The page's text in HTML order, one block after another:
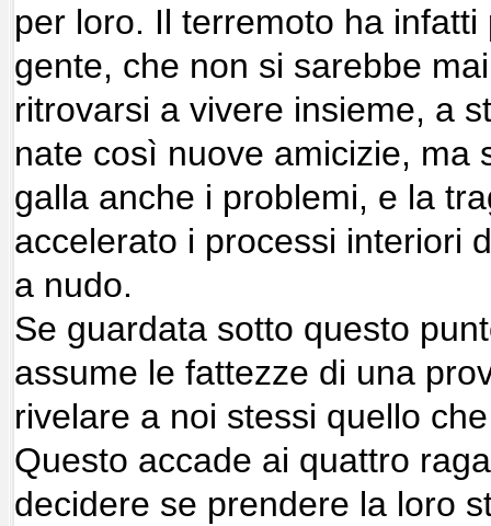
per loro. Il terremoto ha
gente, che non si sarebbe
ritrovarsi a vivere insieme, a
nate così nuove amicizie, ma
galla anche i problemi, e la
accelerato i processi interiori
a nudo.
Se guardata sotto questo
assume le fattezze di una
rivelare a noi stessi quello
Questo accade ai quattro
decidere se prendere la loro